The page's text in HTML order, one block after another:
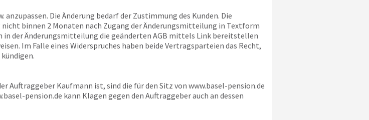
anzupassen. Die Änderung bedarf der Zustimmung des Kunden. Die
binnen 2 Monaten nach Zugang der Änderungsmitteilung in Textform
in der Änderungsmitteilung die geänderten AGB mittels Link bereitstellen
Im Falle eines Widerspruches haben beide Vertragsparteien das Recht,
Auftraggeber Kaufmann ist, sind die für den Sitz vonwww.basel-pension.de
pension.de kann Klagen gegen den Auftraggeber auch an dessen